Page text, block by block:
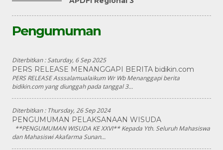
Pengumuman
Diterbitkan :Saturday, 6 Sep 2025
PERS RELEASE MENANGGAPI BERITA bidikin.com
PERS RELEASE Asssalamualaikum Wr Wb Menanggapi berita
bidikin.com yang diunggah pada tanggal 3...
Diterbitkan : Thursday, 26 Sep 2024
PENGUMUMAN PELAKSANAAN WISUDA
**PENGUMUMAN WISUDA KE XXVI** Kepada Yth. Seluruh Mahasiswa
dan Mahasiswi Akafarma Sunan...